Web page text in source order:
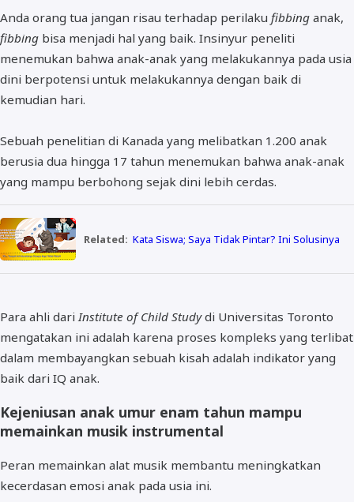
Anda orang tua jangan risau terhadap perilaku fibbing anak,
fibbing bisa menjadi hal yang baik. Insinyur peneliti
menemukan bahwa anak-anak yang melakukannya pada usia
dini berpotensi untuk melakukannya dengan baik di
kemudian hari.
Sebuah penelitian di Kanada yang melibatkan 1.200 anak
berusia dua hingga 17 tahun menemukan bahwa anak-anak
yang mampu berbohong sejak dini lebih cerdas.
Related: Kata Siswa; Saya Tidak Pintar? Ini Solusinya
Para ahli dariInstitute of Child Studydi Universitas Toronto
mengatakan ini adalah karena proses kompleks yang terlibat
dalam membayangkan sebuah kisah adalah indikator yang
baik dari IQ anak.
Kejeniusan anak umur enam tahun mampu
memainkan musik instrumental
Peran memainkan alat musik membantu meningkatkan
kecerdasan emosi anak pada usia ini.